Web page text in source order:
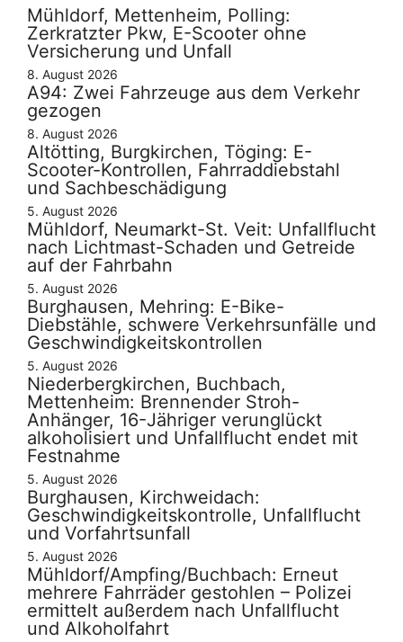
Mühldorf, Mettenheim, Polling:
Zerkratzter Pkw, E-Scooter ohne
Versicherung und Unfall
8. August 2026
A94: Zwei Fahrzeuge aus dem Verkehr
gezogen
8. August 2026
Altötting, Burgkirchen, Töging: E-
Scooter-Kontrollen, Fahrraddiebstahl
und Sachbeschädigung
5. August 2026
Mühldorf, Neumarkt-St. Veit: Unfallflucht
nach Lichtmast-Schaden und Getreide
auf der Fahrbahn
5. August 2026
Burghausen, Mehring: E-Bike-
Diebstähle, schwere Verkehrsunfälle und
Geschwindigkeitskontrollen
5. August 2026
Niederbergkirchen, Buchbach,
Mettenheim: Brennender Stroh-
Anhänger, 16-Jähriger verunglückt
alkoholisiert und Unfallflucht endet mit
Festnahme
5. August 2026
Burghausen, Kirchweidach:
Geschwindigkeitskontrolle, Unfallflucht
und Vorfahrtsunfall
5. August 2026
Mühldorf/Ampfing/Buchbach: Erneut
mehrere Fahrräder gestohlen – Polizei
ermittelt außerdem nach Unfallflucht
und Alkoholfahrt